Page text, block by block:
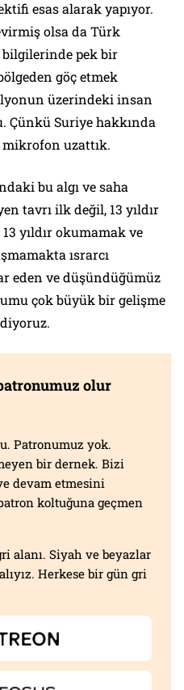
esas alarak yapıyor.
olsa da Türk
bilgilerinde pek bir
göç etmek
üzerindeki insan
Çünkü Suriye hakkında
mikrofon uzattık.
bu algı ve saha
tavrı ilk değil, 13 yıldır
yıldır okumamak ve
ısrarcı
eden ve düşündüğümüz
çok büyük bir gelişme
olur
Patronumuz yok.
bir dernek. Bizi
devam etmesini
koltuğuna geçmen
alanı. Siyah ve beyazlar
Herkese bir gün gri